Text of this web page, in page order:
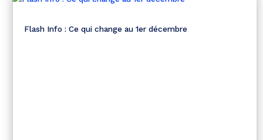
Flash Info : Ce qui change au 1er décembre